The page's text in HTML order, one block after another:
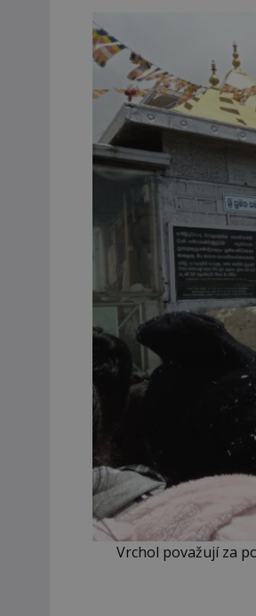
Vrchol považují za